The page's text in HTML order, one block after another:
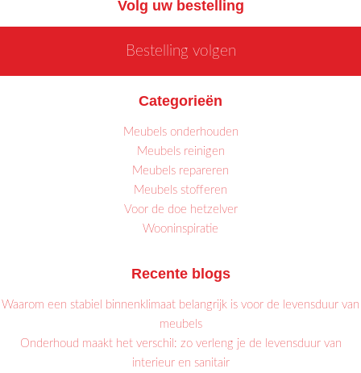
Volg uw bestelling
Bestelling volgen
Categorieën
Meubels onderhouden
Meubels reinigen
Meubels repareren
Meubels stofferen
Voor de doe hetzelver
Wooninspiratie
Recente blogs
Waarom een stabiel binnenklimaat belangrijk is voor de levensduur van
meubels
Onderhoud maakt het verschil: zo verleng je de levensduur van
interieur en sanitair